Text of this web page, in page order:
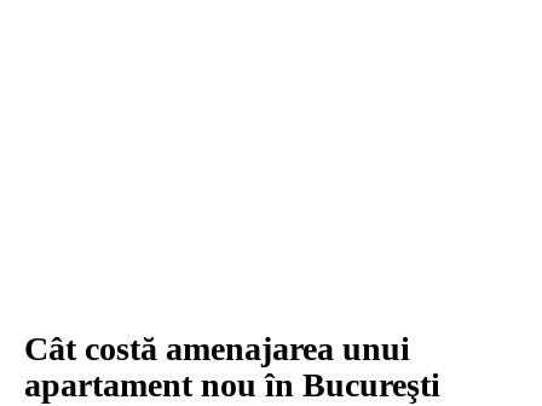
Cât costă amenajarea unui
apartament nou în Bucureşti